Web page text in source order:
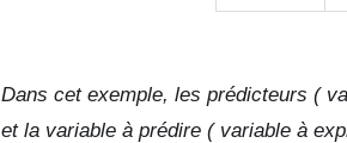
Dans cet exemple, les prédicteurs (
et la variable à prédire ( variable à